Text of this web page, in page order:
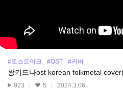
#로스트아크 #OST #커버
왕키드나ost korean folkmetal
923 5
2024.3.06